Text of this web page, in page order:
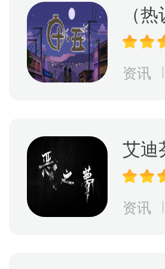
（
五》
月26
资讯
艾迪
冒险
的游
战！
资讯